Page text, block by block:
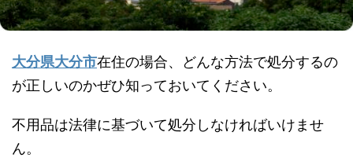
大分県大分市在住の場合、どんな方法で処分するの
が正しいのかぜひ知っておいてください。
不用品は法律に基づいて処分しなければいけませ
ん。